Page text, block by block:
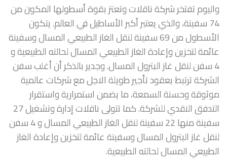
واليوم تفتخر شركة ناقلات وتعتز بقوة أسطولها المكون من
74 سفينة، والذي يعتبر أكبر الأساطيل في العالم. يتكون
الأسطول من 69 سفينة لنقل الغاز الطبيعي المسال وسفينة
عائمة لتخزين وإعادة الغاز الطبيعي المسال لحالته الطبيعية و
4 سفن لنقل غاز البترول المسال. وجدير بالذكر أن أغلب سفن
الشركة ترتبط بعقود تأجير طويلة الاجل مع شركات عالمية
موثوقة وحسنة السمعة، ما يضمن استمرارية واستقرار
التدفق النقدي للشركة. كما تتولى ناقلات إدارة وتشغيل 27
سفينة منها 22 سفينة لنقل الغاز الطبيعي المسال و 4 سفن
لنقل غاز البترول المسال وسفينة عائمة لتخزين وإعادة الغاز
الطبيعي المسال لحالته الطبيعية.